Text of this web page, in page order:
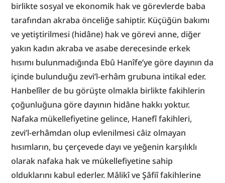
birlikte sosyal ve ekonomik hak ve görevlerde baba
tarafından akraba önceliğe sahiptir. Küçüğün bakımı
ve yetiştirilmesi (hidâne) hak ve görevi anne, diğer
yakın kadın akraba ve asabe derecesinde erkek
hısımı bulunmadığında Ebû Hanîfe’ye göre dayının da
içinde bulunduğu zevi’l-erhâm grubuna intikal eder.
Hanbelîler de bu görüşte olmakla birlikte fakihlerin
çoğunluğuna göre dayının hidâne hakkı yoktur.
Nafaka mükellefiyetine gelince, Hanefî fakihleri,
zevi’l-erhâmdan olup evlenilmesi câiz olmayan
hısımların, bu çerçevede dayı ve yeğenin karşılıklı
olarak nafaka hak ve mükellefiyetine sahip
olduklarını kabul ederler. Mâlikî ve Şâfiî fakihlerine